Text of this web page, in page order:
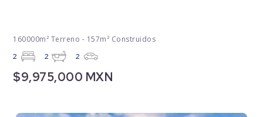
160000m² Terreno - 157m² Construidos
2 2 2
$9,975,000 MXN